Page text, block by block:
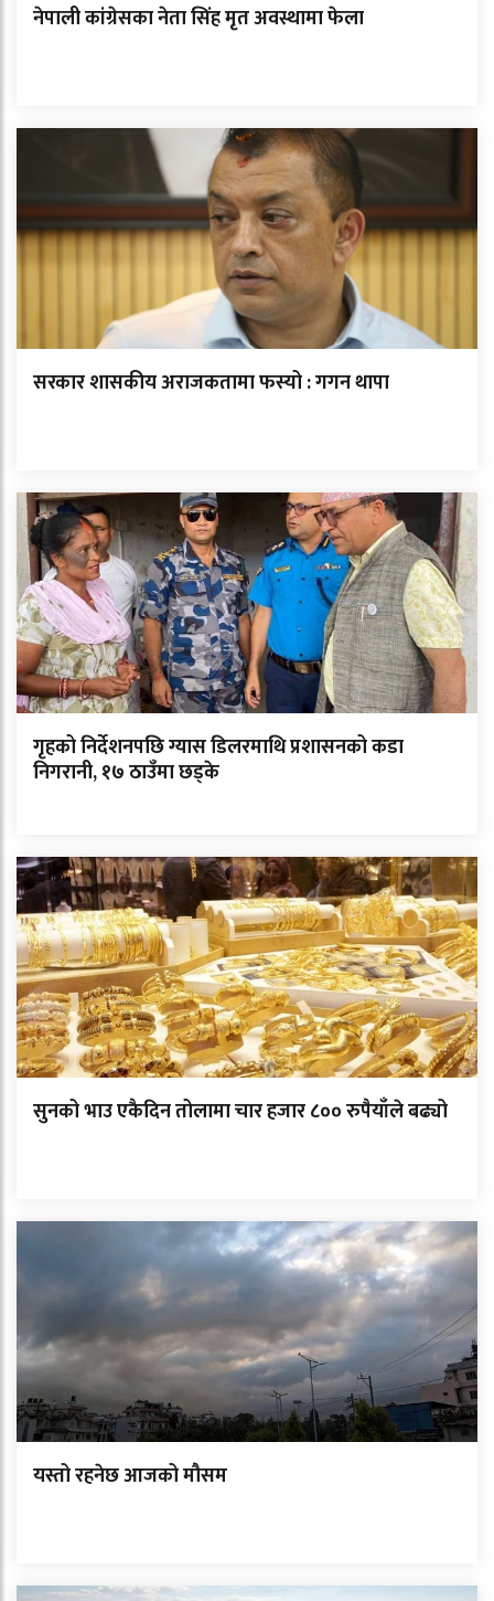
नेपाली कांग्रेसका नेता सिंह मृत अवस्थामा फेला
सरकार शासकीय अराजकतामा फस्यो : गगन थापा
गृहको निर्देशनपछि ग्यास डिलरमाथि प्रशासनको कडा
निगरानी, १७ ठाउँमा छड्के
सुनको भाउ एकैदिन तोलामा चार हजार ८०० रुपैयाँले बढ्यो
यस्तो रहनेछ आजको मौसम